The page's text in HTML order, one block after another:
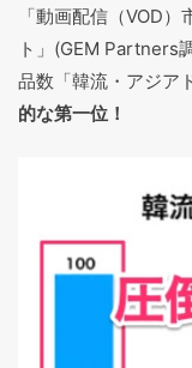
「動画配信（VOD
ト」(GEM Partners
品数「韓流・アジア
的な第一位！